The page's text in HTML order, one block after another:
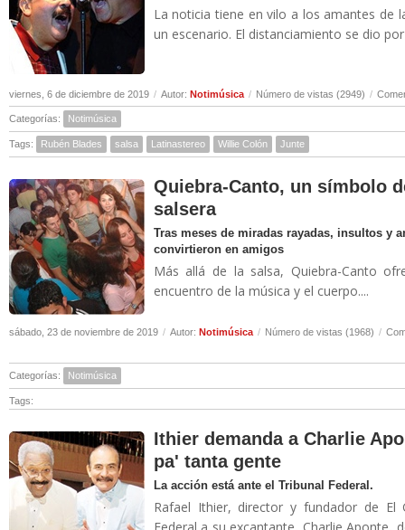
La noticia tiene en vilo a los amantes de
un escenario. El distanciamiento se dio
viernes, 6 de diciembre de 2019 / Autor: Notimúsica / Número de vistas (2949) /
Categorías: Notimúsica
Tags: Rubén Blades salsa Latinastereo Willie Colón Junte
Quiebra-Canto, un símbolo
salsera
Tras meses de miradas rayadas, insultos y
convirtieron en amigos
Más allá de la salsa, Quiebra-Canto
encuentro de la música y el cuerpo....
sábado, 23 de noviembre de 2019 / Autor: Notimúsica / Número de vistas (1968) /
Categorías: Notimúsica
Tags:
Ithier demanda a Charlie
pa' tanta gente
La acción está ante el Tribunal Federal.
Rafael Ithier, director y fundador de El